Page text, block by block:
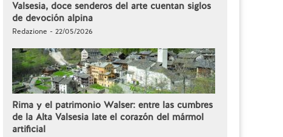
Valsesia, doce senderos del arte cuentan siglos
de devoción alpina
Redazione - 22/05/2026
Rima y el patrimonio Walser: entre las cumbres
de la Alta Valsesia late el corazón del mármol
artificial